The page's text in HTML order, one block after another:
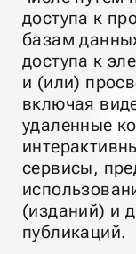
доступа к
базам
доступа к
и (или)
включая
удаленные
сервисы,
(изданий) и
публикаций.